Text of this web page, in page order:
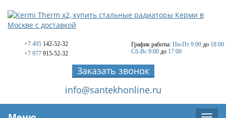
+7 495 142-52-32
+7 977 915-52-32
График работы: Пн-Пт 9:00 до 18:00
Сб-Вс 9:00 до 17:00
Заказать звонок
info@santekhonline.ru